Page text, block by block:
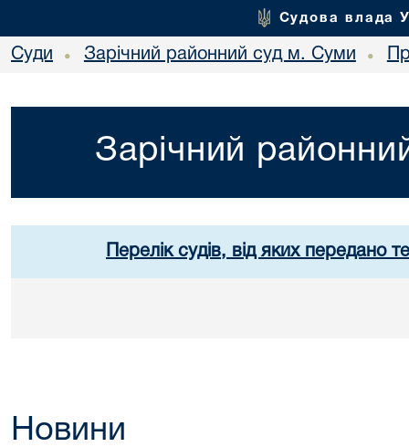
Судова влада
Суди • Зарічний районний суд м. Суми •
Зарічний
Перелік судів, від яких передано
Новини